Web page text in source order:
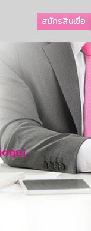
สมัครสินเชื่อ
ยย่อย
น
น
ตคุณ